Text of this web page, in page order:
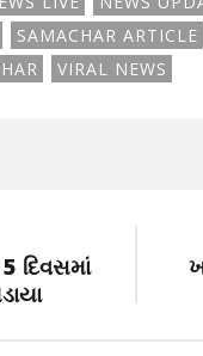
SAMACHAR ARTICLE
VIRAL NEWS
દિવસમાં